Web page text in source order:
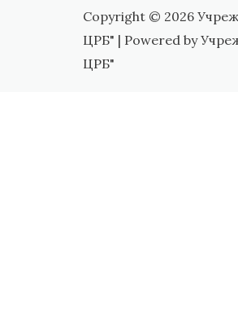
Copyright © 2026
ЦРБ" | Powered by
ЦРБ"